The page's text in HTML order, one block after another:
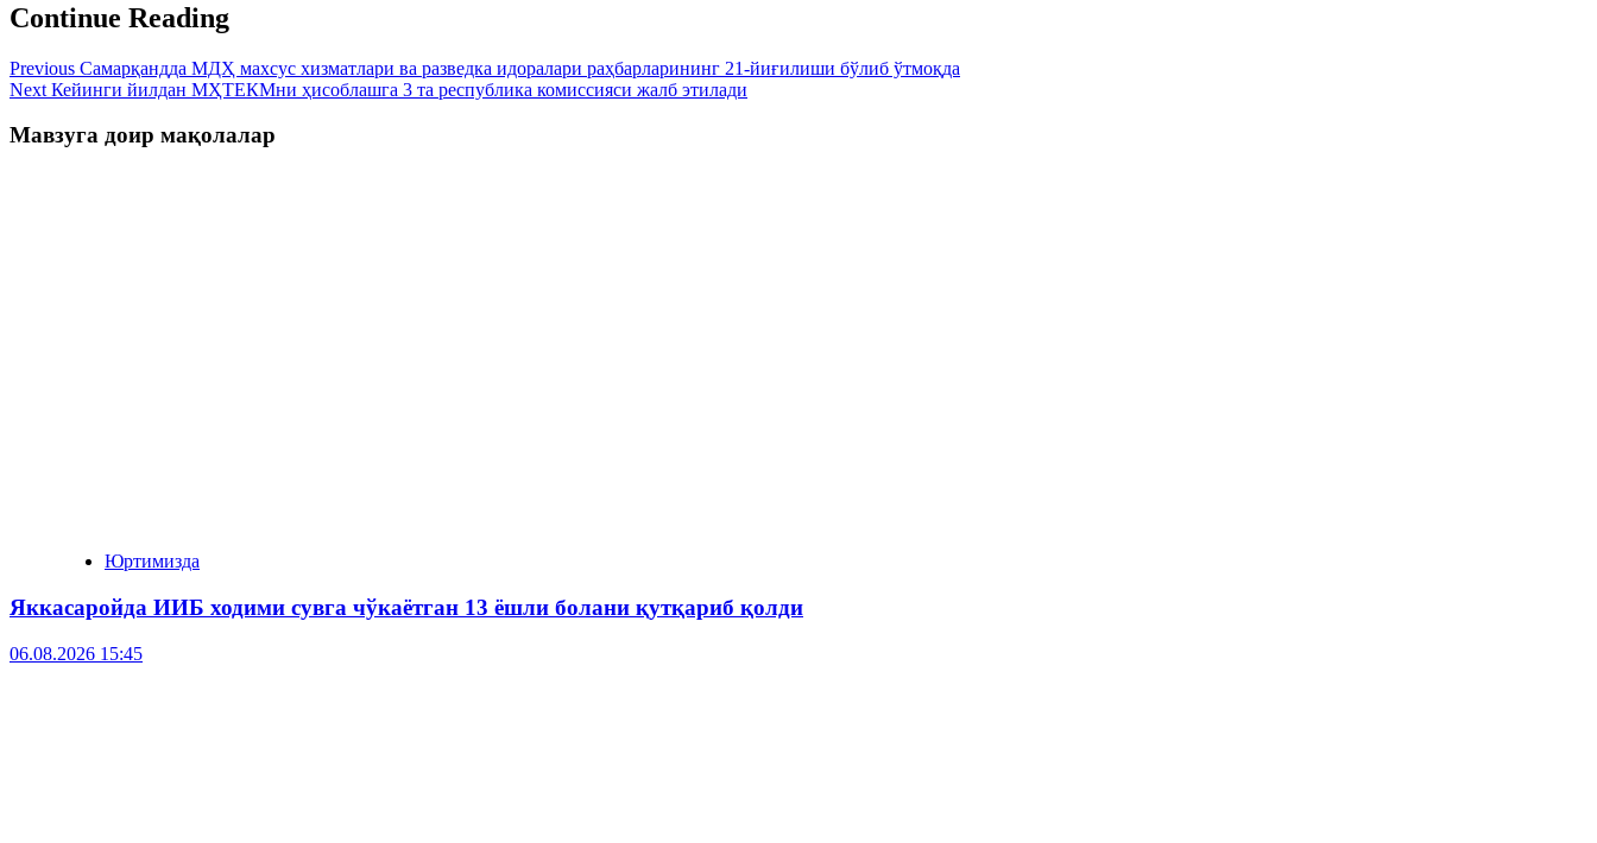
Continue Reading
Previous Самарқандда МДҲ махсус хизматлари ва разведка идоралари раҳбарларининг 21-йиғилиши бўлиб ўтмоқда
Next Кейинги йилдан МҲТЕКМни ҳисоблашга 3 та республика комиссияси жалб этилади
Мавзуга доир мақолалар
Юртимизда
Яккасаройда ИИБ ходими сувга чўкаётган 13 ёшли болани қутқариб қолди
06.08.2026 15:45